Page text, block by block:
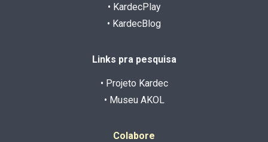
• KardecPlay
• KardecBlog
Links pra pesquisa
• Projeto Kardec
• Museu AKOL
Colabore